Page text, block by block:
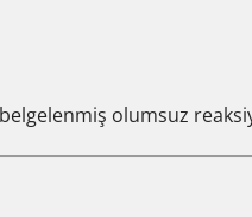
olumsuz